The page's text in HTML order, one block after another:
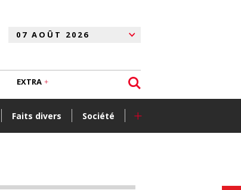
Faits divers Société +
EXTRA